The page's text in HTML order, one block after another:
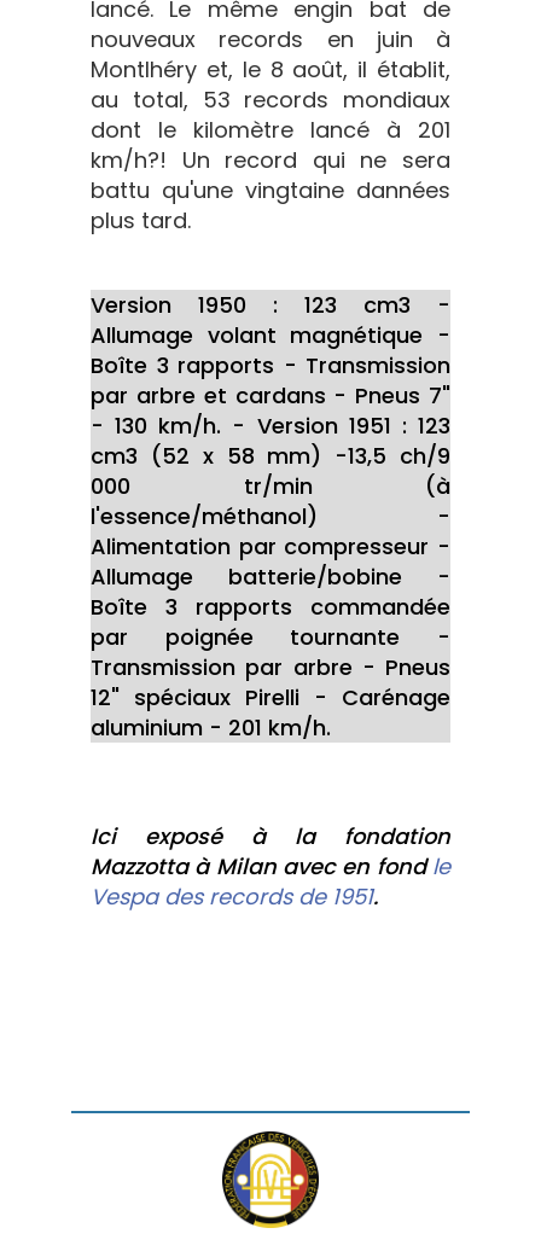
lancé. Le même engin bat de
nouveaux records en juin à
Montlhéry et, le 8 août, il établit,
au total, 53 records mondiaux
dont le kilomètre lancé à 201
km/h?! Un record qui ne sera
battu qu'une vingtaine dannées
plus tard.
Version 1950 : 123 cm3 -
Allumage volant magnétique -
Boîte 3 rapports - Transmission
par arbre et cardans - Pneus 7"
- 130 km/h. - Version 1951 : 123
cm3 (52 x 58 mm) -13,5 ch/9
000 tr/min (à
l'essence/méthanol) -
Alimentation par compresseur -
Allumage batterie/bobine -
Boîte 3 rapports commandée
par poignée tournante -
Transmission par arbre - Pneus
12" spéciaux Pirelli - Carénage
aluminium - 201 km/h.
Ici exposé à la fondation
Mazzotta à Milan avec en fondle
Vespa des records de 1951.